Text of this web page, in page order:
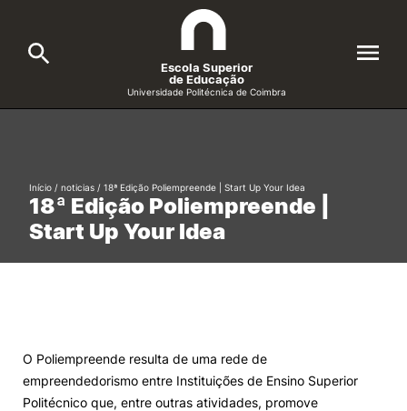
Cursos
Candidatos
Alunos
Escola Superior
de Educação
Universidade Politécnica de Coimbra
Formative Offer General
18ª Edição Poliempreende |
Start Up Your Idea
Início / noticias / 18ª Edição Poliempreende | Start Up Your Idea
O Poliempreende resulta de uma rede de
empreendedorismo entre Instituições de Ensino Superior
Politécnico que, entre outras atividades, promove